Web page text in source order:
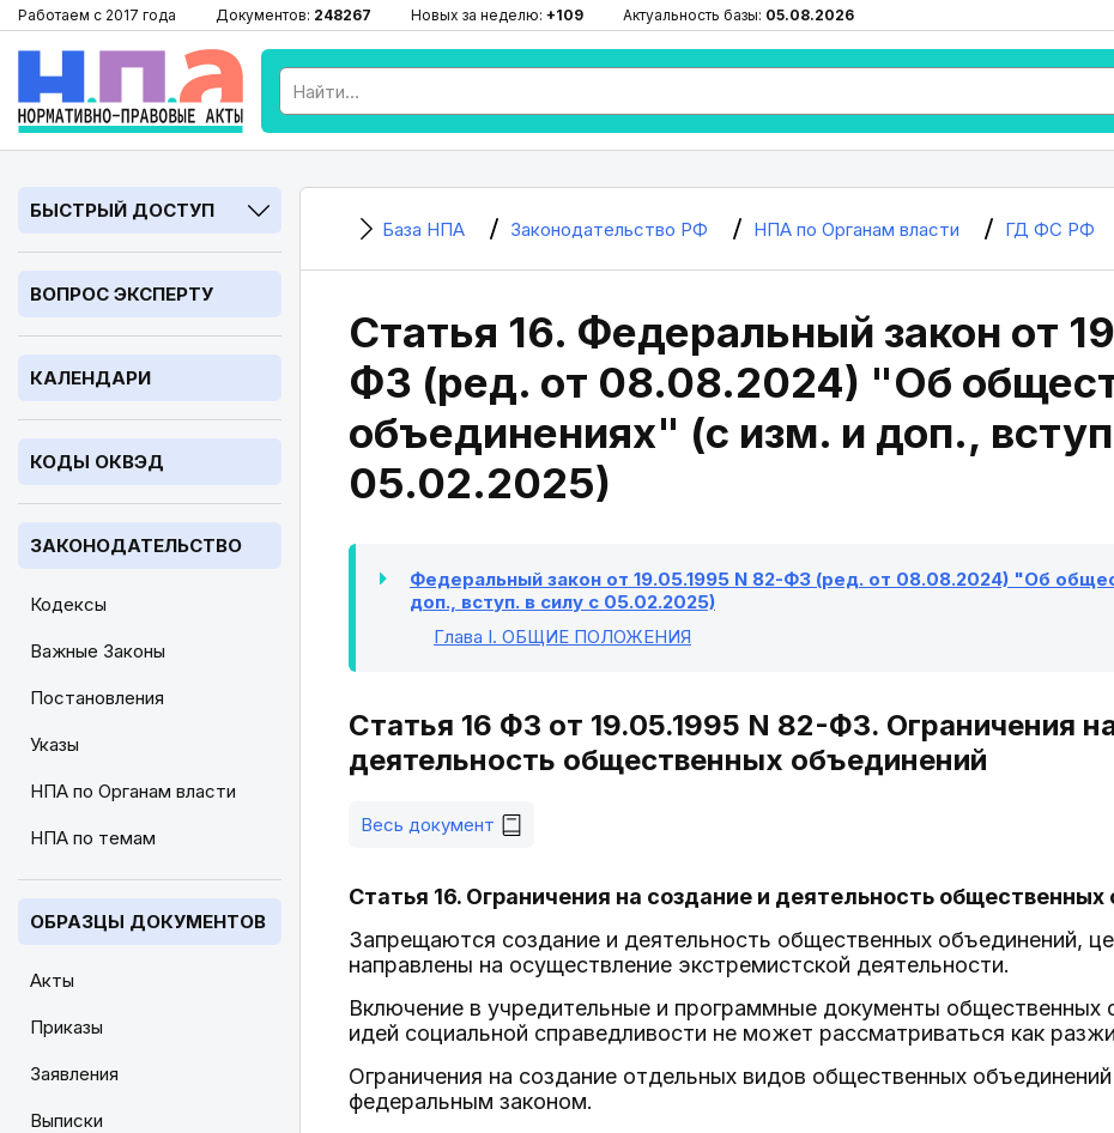
Работаем с 2017 года Документов: 248267 Новых за неделю: +109 Актуальность базы: 05.08.2026
БЫСТРЫЙ ДОСТУП
ВОПРОС ЭКСПЕРТУ
КАЛЕНДАРИ
КОДЫ ОКВЭД
ЗАКОНОДАТЕЛЬСТВО
Кодексы
Важные Законы
Постановления
Указы
НПА по Органам власти
НПА по темам
ОБРАЗЦЫ ДОКУМЕНТОВ
Акты
Приказы
Заявления
Выписки
База НПА Законодательство РФ НПА по Органам власти ГД ФС РФ
Статья 16. Федеральный закон от
ФЗ (ред. от 08.08.2024) "Об
объединениях" (с изм. и доп.,
05.02.2025)
Федеральный закон от 19.05.1995 N 82-ФЗ (ред. от 08.08.2024) "Об
доп., вступ. в силу с 05.02.2025)
Глава I. ОБЩИЕ ПОЛОЖЕНИЯ
Статья 16 ФЗ от 19.05.1995 N 82-ФЗ. Ограничения
деятельность общественных объединений
Весь документ
Статья 16. Ограничения на создание и деятельность
Запрещаются создание и деятельность общественных объединений,
направлены на осуществление экстремистской деятельности.
Включение в учредительные и программные документы
идей социальной справедливости не может рассматриваться как
Ограничения на создание отдельных видов общественных
федеральным законом.